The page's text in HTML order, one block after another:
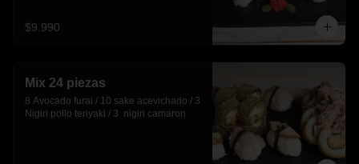
$9.990
Mix 24 piezas
8 Avocado furai / 10 sake acevichado / 3
Nigiri pollo teriyaki / 3  nigiri camaron